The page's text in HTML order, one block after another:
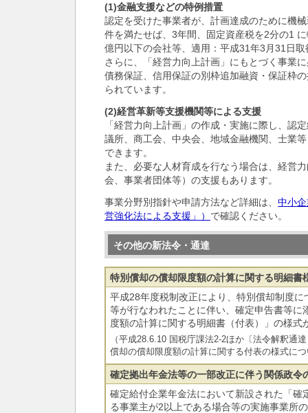
(1)金融支援などの特例措置
認定を受けた事業者が、計画達成のために機
件を満たせば、3年間、固定資産税を2分の1
億円以下の会社等、適用：平成31年3月31日
さらに、「経営力向上計画」にもとづく事業
債務保証、信用保証の別枠追加融資・保証枠
られています。
(2)経営革新等支援機関等による支援
「経営力向上計画」の作成・実施に際し、認
議所、商工会、中央会、地域金融機関、士業
できます。
また、必要な人材育成を行なう場合は、経営
会、事業者団体等）の支援もあります。
事業分野別指針や申請方法など詳細は、 中小
営強化法による支援」） で確認ください。
その他の新法令・通達
特別償却の償却限度額の計算に関する明細書
平成28年度税制改正により、特別償却制度
等が行なわれたことに伴い、確定申告書等に
度額の計算に関する明細書（付表）」の様式
（平成28.6.10 国税庁課法2-2ほか〔法令解釈通
償却の償却限度額の計算に関する付表の様式に
確定拠出年金法等の一部改正に伴う関係政令
確定給付企業年金法において新設された「確
る事業主が2以上である場合等の実施事業所